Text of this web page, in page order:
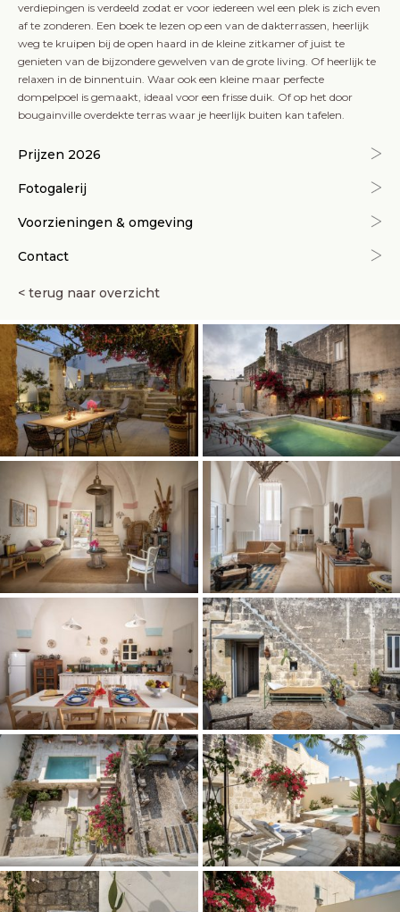
verdiepingen is verdeeld zodat er voor iedereen wel een plek is zich even
af te zonderen. Een boek te lezen op een van de dakterrassen, heerlijk
weg te kruipen bij de open haard in de kleine zitkamer of juist te
genieten van de bijzondere gewelven van de grote living. Of heerlijk te
relaxen in de binnentuin. Waar ook een kleine maar perfecte
dompelpoel is gemaakt, ideaal voor een frisse duik. Of op het door
bougainville overdekte terras waar je heerlijk buiten kan tafelen.
Prijzen 2026
Fotogalerij
Voorzieningen & omgeving
Contact
< terug naar overzicht